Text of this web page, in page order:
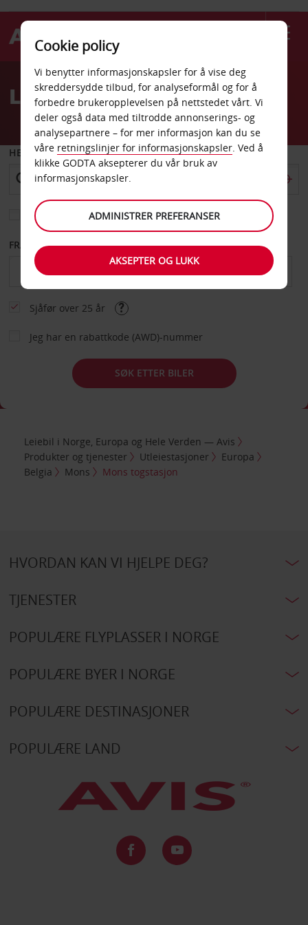
Welcome
AvisLeiebil Mons togstasjon
HENT FRA
Velg et annet leveringssted
FRA DATO TIL DATO
Sjåfør over 25 år
Jeg har en rabattkode (AWD)-nummer
SØK ETTER BILER
Leiebil i Norge, Europa og Hele Verden — Avis
Produkter og tjenester
Utleiestasjoner
Europa
Belgia
Mons Mons togstasjon
HVORDAN KAN VI HJELPE DEG?
TJENESTER
POPULÆRE FLYPLASSER I NORGE
POPULÆRE BYER I NORGE
POPULÆRE DESTINASJONER
POPULÆRE LAND
Cookie policy
Vi benytter informasjonskapsler for å vise deg
skreddersydde tilbud, for analyseformål og for å
forbedre brukeropplevelsen på nettstedet vårt. Vi
deler også data med tiltrodde annonserings- og
analysepartnere – for mer informasjon kan du se
våre retningslinjer for informasjonskapsler. Ved å
klikke GODTA aksepterer du vår bruk av
informasjonskapsler.
ADMINISTRER PREFERANSER
AKSEPTER OG LUKK